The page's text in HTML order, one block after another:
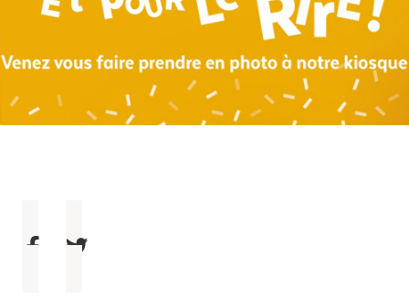
Votre appartement
Activités
Commerces intégrés
Services optionnels
Stationnement